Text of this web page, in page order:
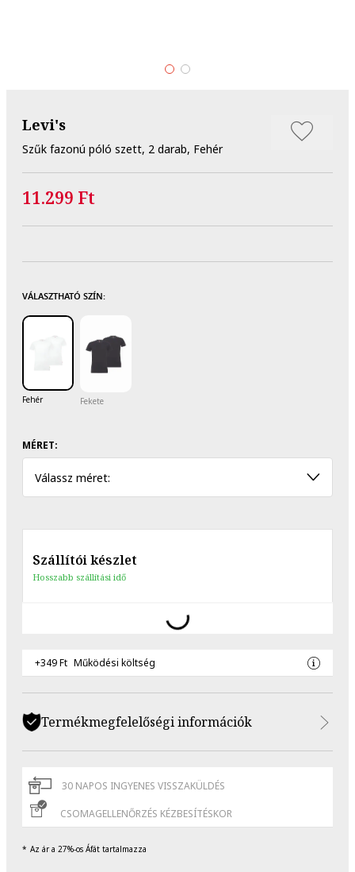
Levi's
Szűk fazonú póló szett, 2 darab, Fehér
11.299 Ft
VÁLASZTHATÓ SZÍN:
Fehér Fekete
MÉRET:
Válassz méret:
Szállítói készlet
Hosszabb szállítási idő
+349 Ft Működési költség
Termékmegfelelőségi információk
30 NAPOS INGYENES VISSZAKÜLDÉS
CSOMAGELLENŐRZÉS KÉZBESÍTÉSKOR
Az ár a 27%-os Áfát tartalmazza